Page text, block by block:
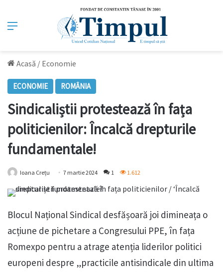
Meniu
Acasă / Economie
ECONOMIE ROMÂNIA
Sindicaliștii protestează în fața
politicienilor: Încalcă drepturile
fundamentale!
Ioana Crețu 7 martie 2024 1 1.612
Blocul Național Sindical desfășoară joi dimineața o
acțiune de pichetare a Congresului PPE, în fața
Romexpo pentru a atrage atenția liderilor politici
europeni despre „practicile antisindicale din ultima